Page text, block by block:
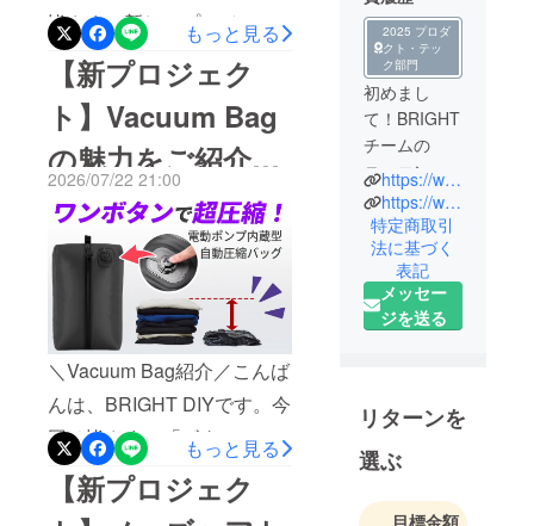
皆さまに新しいプロジェク
トを紹介させて頂きます。
最大33%OFF！！！さら
に、公開から使える5%OFF
クーポンを発行させて頂き
ました。
━━━━━━━━━━━━
━━━━━━クーポン
URL： https://camp-
fire.jp/projects/962439/view?
ctoken=plplhP0LmqSCL6tZ
クーポンは8月9日～8月15
日限定でご使用頂けます。
━━━━━━━━━━━━
━━━━━━あなたの目
もっと見る
【新プロジェク
ト】Vacuum Bag
の魅力をご紹介！
【お気に入り登録
をお忘れなく！】
2026/07/22 21:00
＼Vacuum Bag紹介／こんば
んは、BRIGHT DIYです。今
回は皆さまに「ボタン一つ
で数秒圧縮。充電式・防水
仕様で旅行や自宅でも使い
もっと見る
【新プロジェク
2025 プロダ
クト・テッ
ク部門
初めまし
て！BRIGHT
チームの
ニュエンで
す。
中国の総合
家電メー
カー向けに
人気製品を
多数製造し
日本の皆様
にも是非体
験していた
ロジェクト
https://www.brightdiy.jp/
https://www.instagram.com/brightdiyjp/
特定商取引
法に基づく
表記
メッセー
ジを送る
リターンを
選ぶ
目標金額